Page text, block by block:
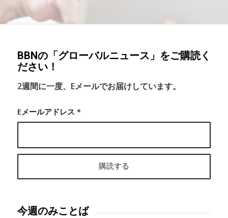
BBNの「グローバルニュース」をご購読く
ださい！
2週間に一度、Eメールでお届けしています。
Eメールアドレス *
今週のみことば